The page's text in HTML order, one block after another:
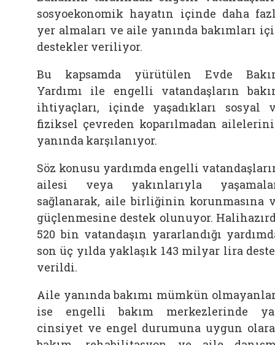
sosyoekonomik hayatın içinde daha
yer almaları ve aile yanında bakımları
destekler veriliyor.
Bu kapsamda yürütülen Evde
Yardımı ile engelli vatandaşların
ihtiyaçları, içinde yaşadıkları sosyal
fiziksel çevreden koparılmadan
yanında karşılanıyor.
Söz konusu yardımda engelli
ailesi veya yakınlarıyla
sağlanarak, aile birliğinin korunmasına
güçlenmesine destek olunuyor.
520 bin vatandaşın yararlandığı
son üç yılda yaklaşık 143 milyar lira
verildi.
Aile yanında bakımı mümkün
ise engelli bakım merkezlerinde
cinsiyet ve engel durumuna uygun